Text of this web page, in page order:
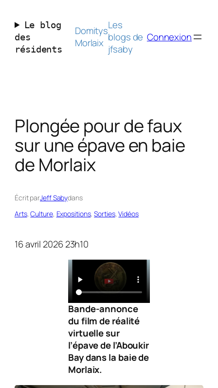
contenuLe blog
des
résidents
Domitys
Morlaix
Les
blogs de
jfsaby
Connexion
Plongée pour de faux
sur une épave en baie
de Morlaix
Écrit parJeff Sabydans
Arts, Culture, Expositions, Sorties, Vidéos
16 avril 2026 23h10
Bande-annonce
du film de réalité
virtuelle sur
l’épave de l’Aboukir
Bay dans la baie de
Morlaix.